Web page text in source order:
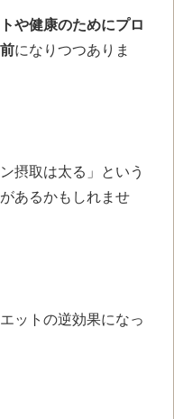
や健康のためにプロ
になりつつありま
摂取は太る」
という
あるかもしれませ
ットの逆効果になっ